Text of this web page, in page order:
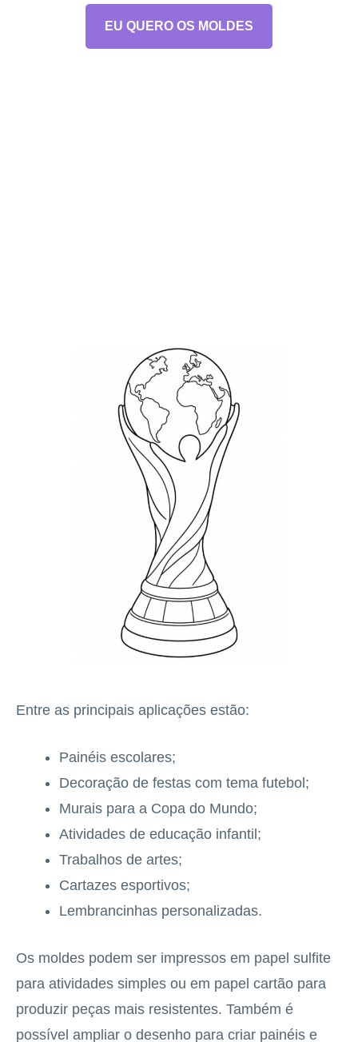
EU QUERO OS MOLDES
Entre as principais aplicações estão:
Painéis escolares;
Decoração de festas com tema futebol;
Murais para a Copa do Mundo;
Atividades de educação infantil;
Trabalhos de artes;
Cartazes esportivos;
Lembrancinhas personalizadas.
Os moldes podem ser impressos em papel sulfite
para atividades simples ou em papel cartão para
produzir peças mais resistentes. Também é
possível ampliar o desenho para criar painéis e